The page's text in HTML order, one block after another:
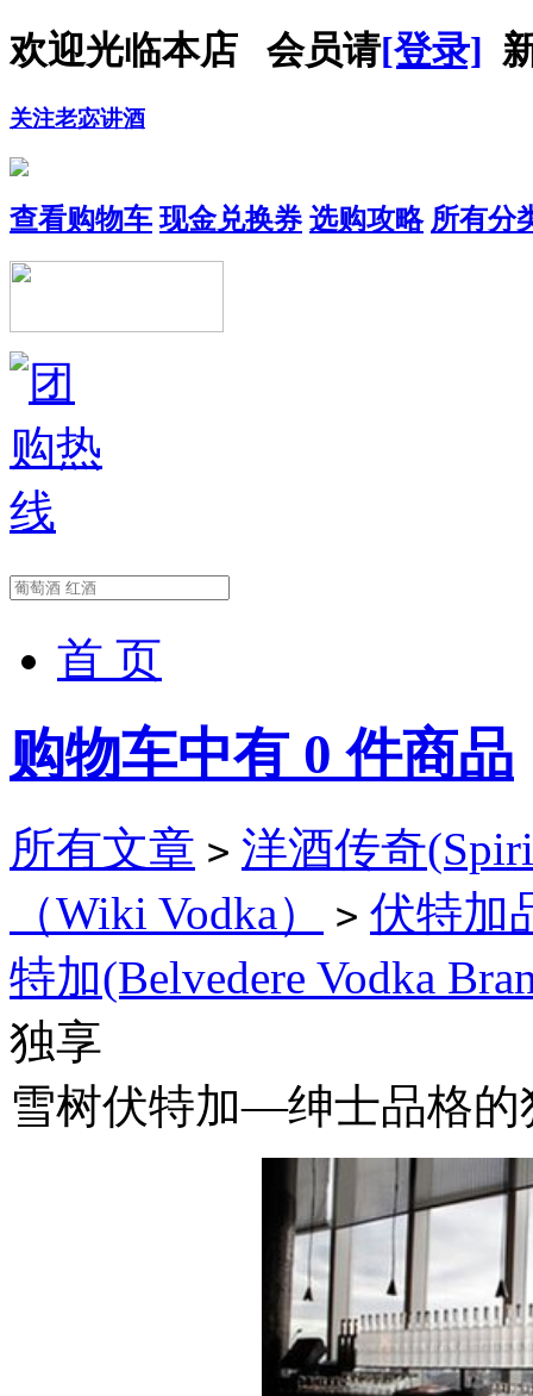
欢迎光临本店 会员请[登录]
关注老宓讲酒
查看购物车 现金兑换券 选购攻略 所有分
首 页
购物车中有 0 件商品
所有文章 > 洋酒传奇
（Wiki Vodka）
> 伏特加
特加(Belvedere Vodka
独享
雪树伏特加—绅士品格的